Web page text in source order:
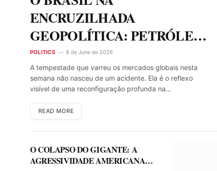
ENCRUZILHADA
GEOPOLÍTICA: PETRÓLEO,
RISCO GLOBAL E A
URGÊNCIA DE UMA
ESTRATÉGIA SOBERANA
POLITICS 8 de June de 2026
A tempestade que varreu os mercados globais nesta
semana não nasceu de um acidente. Ela é o reflexo
visível de uma reconfiguração profunda na…
READ MORE
O COLAPSO DO GIGANTE: A
AGRESSIVIDADE AMERICANA